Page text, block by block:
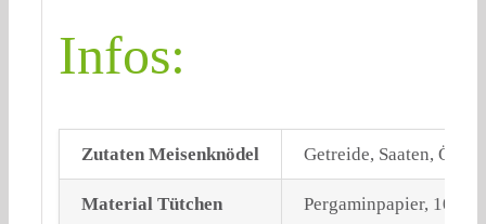
Infos:
Zutaten Meisenknödel Getreide, Saaten, Öle
Material Tütchen Pergaminpapier,